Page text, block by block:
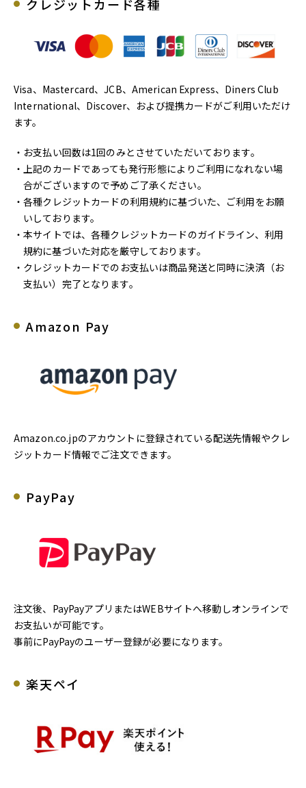
クレジットカード各種
Visa、Mastercard、JCB、American Express、Diners Club
International、Discover、および提携カードがご利用いただけ
ます。
・お支払い回数は1回のみとさせていただいております。
・上記のカードであっても発行形態によりご利用になれない場
合がございますので予めご了承ください。
・各種クレジットカードの利用規約に基づいた、ご利用をお願
いしております。
・本サイトでは、各種クレジットカードのガイドライン、利用
規約に基づいた対応を厳守しております。
・クレジットカードでのお支払いは商品発送と同時に決済（お
支払い）完了となります。
Amazon Pay
Amazon.co.jpのアカウントに登録されている配送先情報やクレ
ジットカード情報でご注文できます。
PayPay
注文後、PayPayアプリまたはWEBサイトへ移動しオンラインで
お支払いが可能です。
事前にPayPayのユーザー登録が必要になります。
楽天ペイ